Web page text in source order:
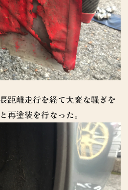
距離走行を経て大変な騒ぎを
再塗装を行なった。